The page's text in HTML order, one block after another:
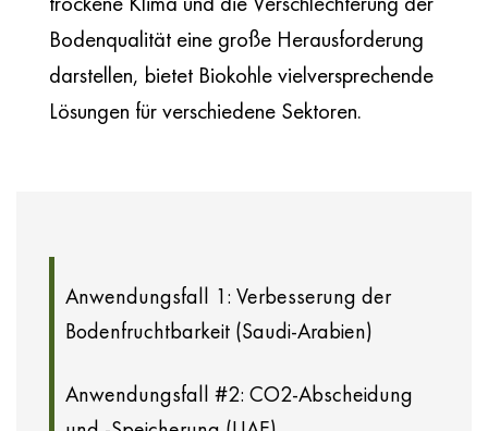
Bodenqualität eine große Herausforderung
darstellen, bietet Biokohle vielversprechende
Lösungen für verschiedene Sektoren.
Anwendungsfall 1: Verbesserung der
Bodenfruchtbarkeit (Saudi-Arabien)
Anwendungsfall #2: CO2-Abscheidung